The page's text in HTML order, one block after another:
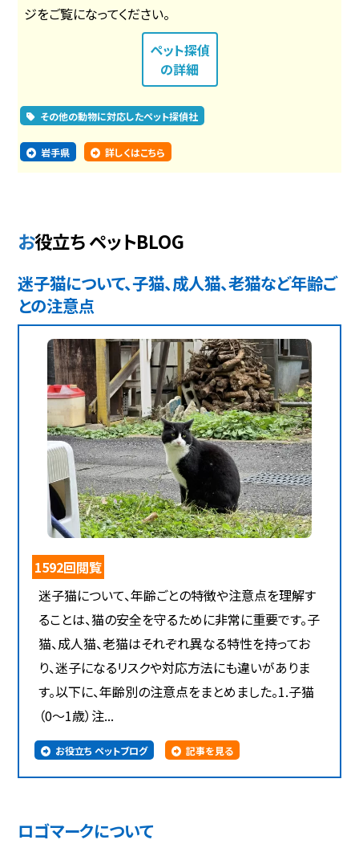
ジをご覧になってください。
ペット探偵
の詳細
その他の動物に対応したペット探偵社
岩手県 詳しくはこちら
お役立ち ペットBLOG
迷子猫について、子猫、成人猫、老猫など年齢ご
との注意点
1592回閲覧
迷子猫について、年齢ごとの特徴や注意点を理解す
ることは、猫の安全を守るために非常に重要です。子
猫、成人猫、老猫はそれぞれ異なる特性を持ってお
り、迷子になるリスクや対応方法にも違いがありま
す。以下に、年齢別の注意点をまとめました。1.子猫
（0～1歳）注...
お役立ち ペットブログ 記事を見る
ロゴマークについて